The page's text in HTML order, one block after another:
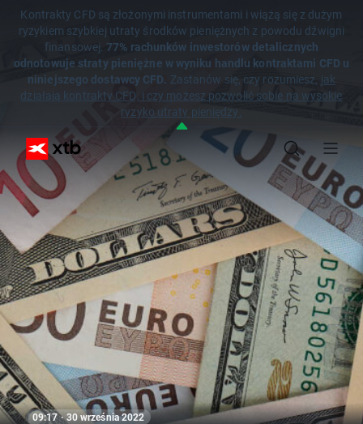
Kontrakty CFD są złożonymi instrumentami i wiążą się z dużym
ryzykiem szybkiej utraty środków pieniężnych z powodu dźwigni
finansowej.77% rachunków inwestorów detalicznych
odnotowuje straty pieniężne w wyniku handlu kontraktami CFD u
niniejszego dostawcy CFD. Zastanów się, czy rozumiesz, jak
działają kontrakty CFD, i czy możesz pozwolić sobie na wysokie
ryzyko utraty pieniędzy.
09:17 · 30 września 2022